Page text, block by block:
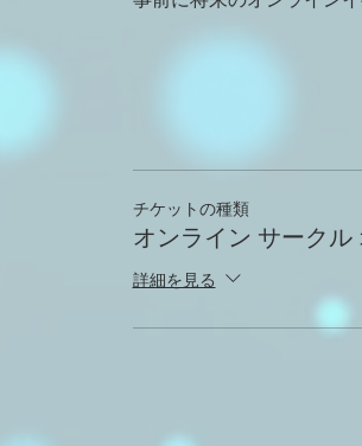
チケットの種類
オンライン サークル
詳細を見る